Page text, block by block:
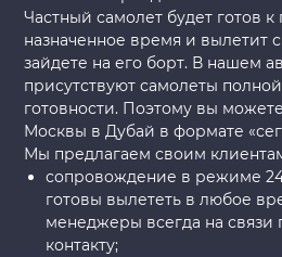
Частный самолет будет готов к
назначенное время и вылетит
зайдете на его борт. В нашем
присутствуют самолеты
готовности. Поэтому вы
Москвы в Дубай в формате
Мы предлагаем своим
сопровождение в режиме
готовы вылететь в любое
менеджеры всегда на связи
контакту;